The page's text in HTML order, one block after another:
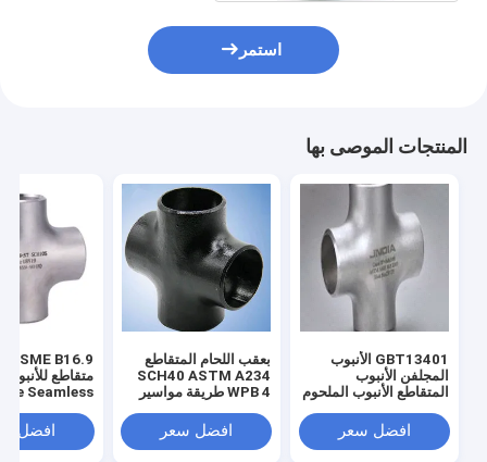
استمر
المنتجات الموصى بها
GBT13401 الأنبوب
المجلفن الأنبوب
المتقاطع الأنبوب الملحوم
افضل سعر
بعقب اللحام المتقاطع
SCH40 ASTM A234
WPB 4 طريقة مواسير
افضل سعر
متقاطع
Seamless
افضل